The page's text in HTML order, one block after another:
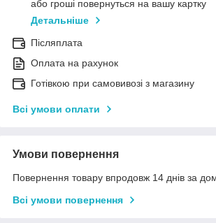
або гроші повернуться на вашу картку
Детальніше
Післяплата
Оплата на рахунок
Готівкою при самовивозі з магазину
Всі умови оплати
Умови повернення
Повернення товару впродовж 14 днів за
Всі умови повернення